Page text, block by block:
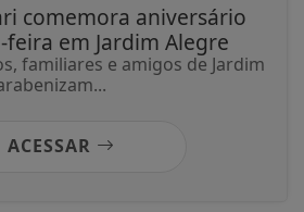
comemora aniversário
em Jardim Alegre
familiares e amigos de Jardim
ACESSAR